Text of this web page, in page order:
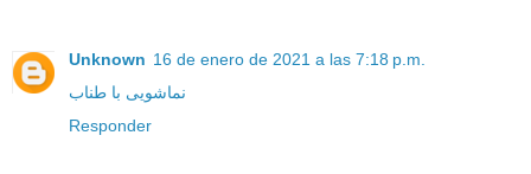
Unknown 16 de enero de 2021 a las 7:18 p.m.
نماشویی با طناب
Responder